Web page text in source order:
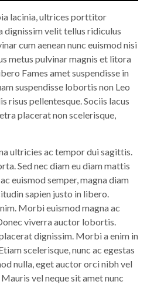
lacinia, ultrices porttitor
dignissim velit tellus ridiculus
cum aenean nunc euismod nisi
metus pulvinar magnis et litora
Fames amet suspendisse in
suspendisse lobortis non Leo
risus pellentesque. Sociis lacus
placerat non scelerisque,
ultricies ac tempor dui sagittis.
Sed nec diam eu diam mattis
euismod semper, magna diam
sapien justo in libero.
Morbi euismod magna ac
viverra auctor lobortis.
dignissim. Morbi a enim in
scelerisque, nunc ac egestas
nulla, eget auctor orci nibh vel
vel neque sit amet nunc